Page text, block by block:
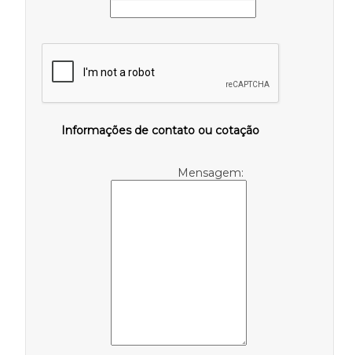
Informações de contato ou cotação
Mensagem: